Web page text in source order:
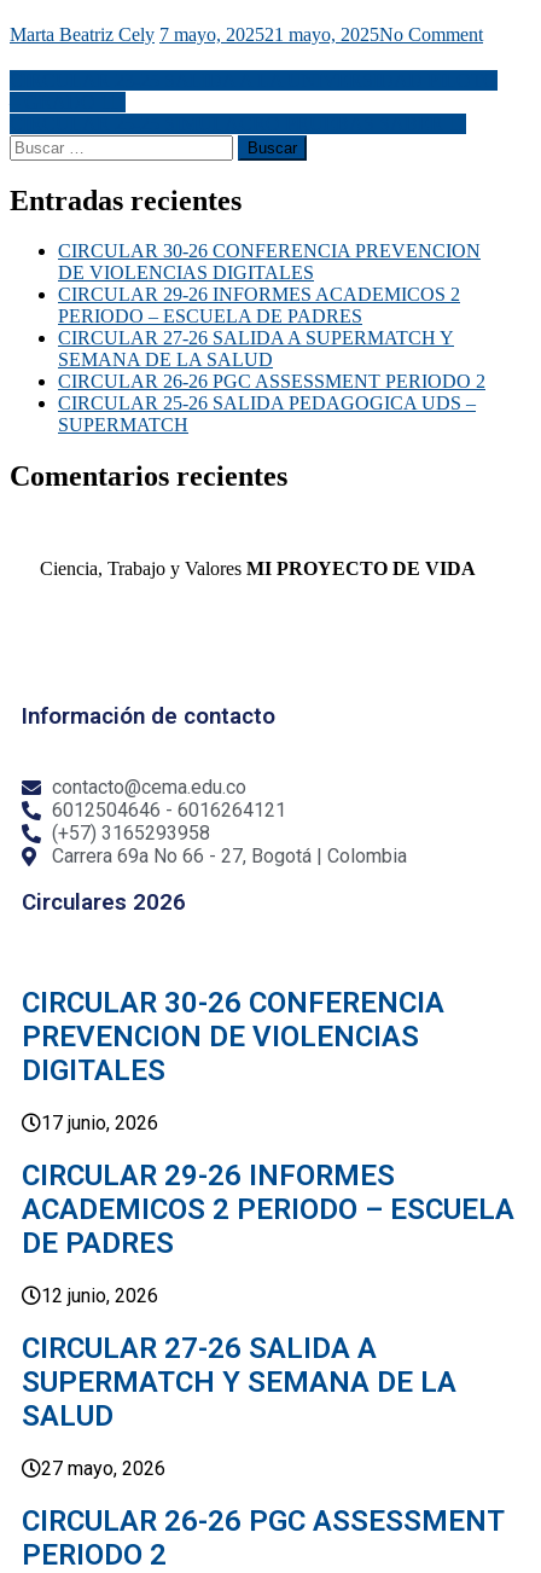
Marta Beatriz Cely 7 mayo, 202521 mayo, 2025No Comment
Entradas recientes
CIRCULAR 30-26 CONFERENCIA PREVENCION
DE VIOLENCIAS DIGITALES
CIRCULAR 29-26 INFORMES ACADEMICOS 2
PERIODO – ESCUELA DE PADRES
CIRCULAR 27-26 SALIDA A SUPERMATCH Y
SEMANA DE LA SALUD
CIRCULAR 26-26 PGC ASSESSMENT PERIODO 2
CIRCULAR 25-26 SALIDA PEDAGOGICA UDS –
SUPERMATCH
Comentarios recientes
Ciencia, Trabajo y Valores MI PROYECTO DE VIDA
Información de contacto
contacto@cema.edu.co
6012504646 - 6016264121
(+57) 3165293958
Carrera 69a No 66 - 27, Bogotá | Colombia
Circulares 2026
CIRCULAR 30-26 CONFERENCIA
PREVENCION DE VIOLENCIAS
DIGITALES
17 junio, 2026
CIRCULAR 29-26 INFORMES
ACADEMICOS 2 PERIODO – ESCUELA
DE PADRES
12 junio, 2026
CIRCULAR 27-26 SALIDA A
SUPERMATCH Y SEMANA DE LA
SALUD
27 mayo, 2026
CIRCULAR 26-26 PGC ASSESSMENT
PERIODO 2